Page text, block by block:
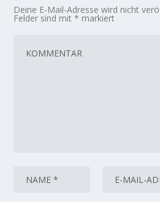
Deine E-Mail-Adresse wird nicht
Felder sind mit* markiert